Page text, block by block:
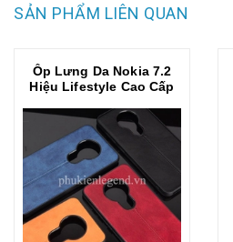
SẢN PHẨM LIÊN QUAN
Ốp Lưng Da Nokia 7.2
Hiệu Lifestyle Cao Cấp